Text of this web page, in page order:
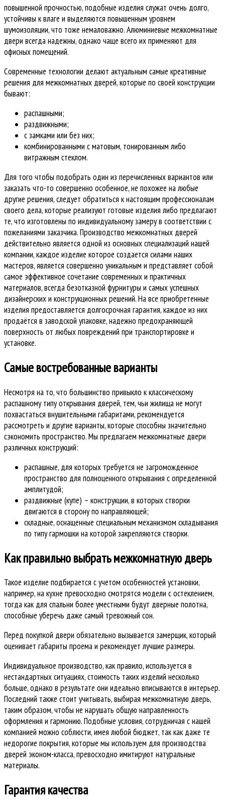
повышенной прочностью, подобные изделия служат очень долго,
устойчивы к влаге и выделяются повышенным уровнем
шумоизоляции, что тоже немаловажно. Алюминиевые межкомнатные
двери всегда надежны, однако чаще всего их применяют для
офисных помещений.
Современные технологии делают актуальным самые креативные
решения для межкомнатных дверей, которые по своей конструкции
бывают:
распашными;
раздвижными;
с замками или без них;
комбинированными с матовым, тонированным либо
витражным стеклом.
Для того чтобы подобрать один из перечисленных вариантов или
заказать что-то совершенно особенное, не похожее на любые
другие решения, следует обратиться к настоящим профессионалам
своего дела, которые реализуют готовые изделия либо предлагают
те, что изготовлены по индивидуальному замеру в соответствии с
пожеланиями заказчика. Производство межкомнатных дверей
действительно является одной из основных специализаций нашей
компании, каждое изделие которое создается силами наших
мастеров, является совершенно уникальным и представляет собой
самое эффективное сочетание современных и практичных
материалов, всегда безотказной фурнитуры и самых успешных
дизайнерских и конструкционных решений. На все приобретенные
изделия предоставляется долгосрочная гарантия, каждое из них
продаётся в заводской упаковке, надежно предохраняющей
поверхность от любых повреждений при транспортировке и
установке.
Самые востребованные варианты
Несмотря на то, что большинство привыкло к классическому
распашному типу открывания дверей, тем, чьи жилища не могут
похвастаться внушительными габаритами, рекомендуется
рассмотреть и другие варианты, которые способны значительно
сэкономить пространство. Мы предлагаем межкомнатные двери
различных конструкций:
распашные, для которых требуется не загроможденное
пространство для полноценного открывания с определенной
амплитудой;
раздвижные (купе) – конструкции, в которых створки
двигаются в сторону по направляющей;
складные, оснащенные специальным механизмом складывания
по типу гармошки на которой закрепляются створки.
Как правильно выбрать межкомнатную дверь
Такое изделие подбирается с учетом особенностей установки,
например, на кухне превосходно смотрятся модели с остеклением,
тогда как для спальни более уместными будут дверные полотна,
способные уберечь даже самый тревожный сон.
Перед покупкой двери обязательно вызывается замерщик, который
оценивает габариты проема и рекомендует лучшие размеры.
Индивидуальное производство, как правило, используется в
нестандартных ситуациях, стоимость таких изделий несколько
больше, однако в результате они идеально вписываются в интерьер.
Последний также стоит учитывать, выбирая межкомнатную дверь,
таким образом, чтобы не нарушать общую направленность
оформления и гармонию. Подобные условия, сотрудничая с нашей
компанией можно соблюсти, имея любой бюджет, так как даже те
недорогие покрытия, которые мы используем для производства
дверей эконом-класса, превосходно имитируют натуральные
материалы.
Гарантия качества